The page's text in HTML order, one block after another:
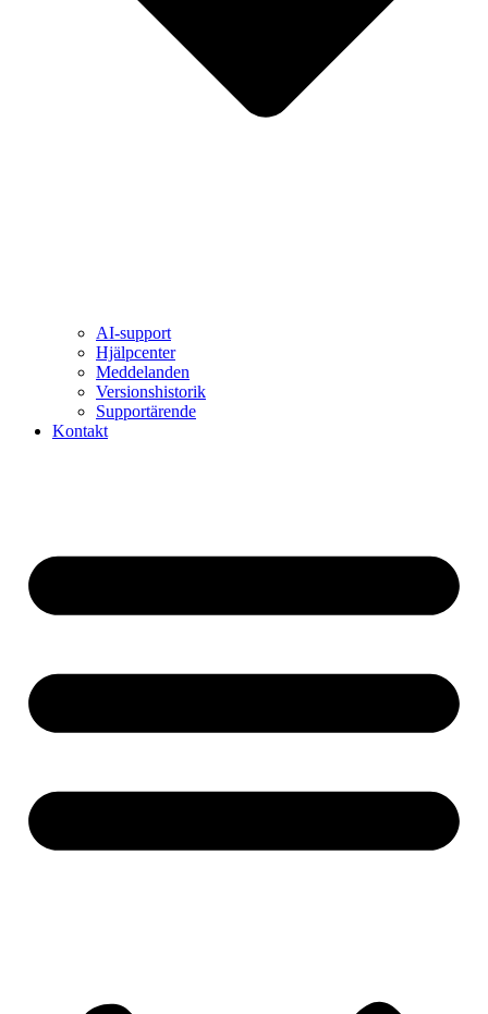
AI-support
Hjälpcenter
Meddelanden
Versionshistorik
Supportärende
Kontakt